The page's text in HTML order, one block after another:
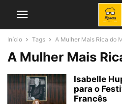
Início Tags A Mulher Mais Rica do
A Mulher Mais
Isabelle
para o
Francês